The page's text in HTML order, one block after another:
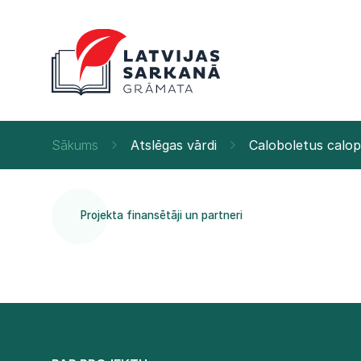
Sākums Atslēgas vārdi Caloboletus
Projekta finansētāji un partneri